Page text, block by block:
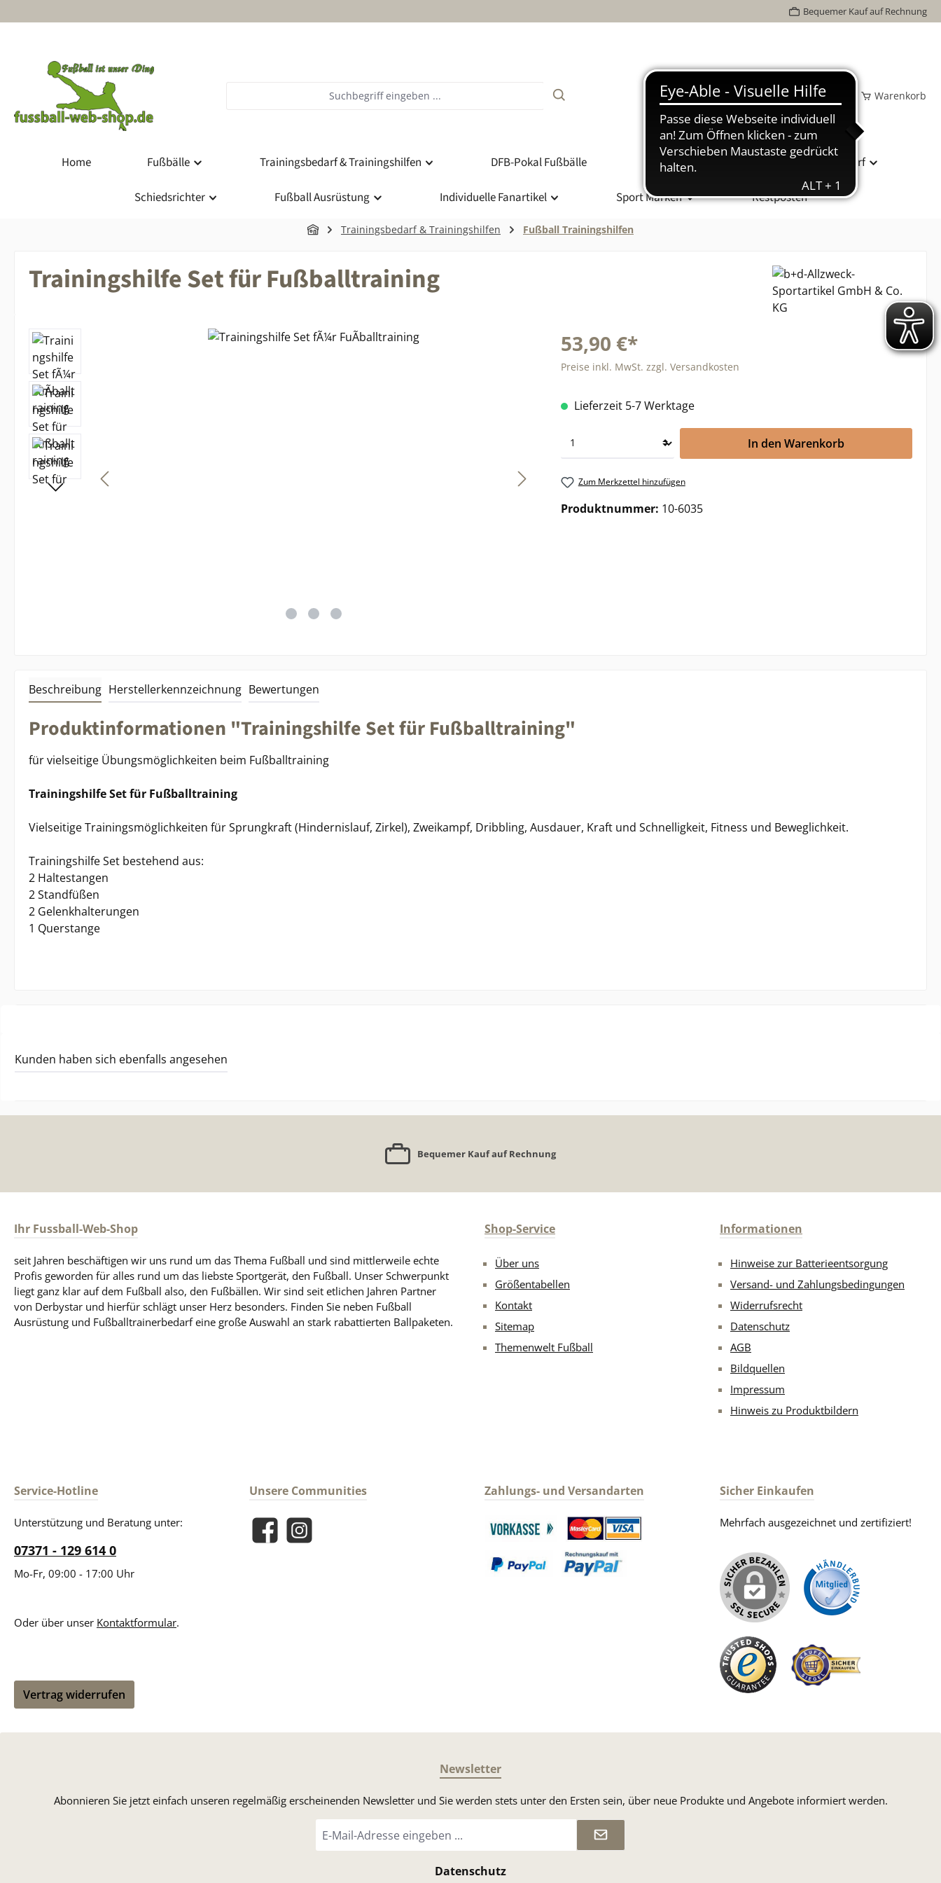
Bequemer Kauf auf Rechnung
Wunschzettel Mein Konto Warenkorb
Home Fußbälle Trainingsbedarf & Trainingshilfen DFB-Pokal Fußbälle Bundesliga Spielball Vereinsbedarf
Schiedsrichter Fußball Ausrüstung Individuelle Fanartikel Sport Marken Restposten
Trainingsbedarf & Trainingshilfen Fußball Trainingshilfen
Trainingshilfe Set für Fußballtraining
Bildergalerie überspringen 53,90 €*
Preise inkl. MwSt. zzgl. Versandkosten
Lieferzeit 5-7 Werktage
In den Warenkorb
Zum Merkzettel hinzufügen
Produktnummer: 10-6035
Beschreibung Herstellerkennzeichnung Bewertungen
Produktinformationen "Trainingshilfe Set für Fußballtraining"
für vielseitige Übungsmöglichkeiten beim Fußballtraining
Trainingshilfe Set für Fußballtraining
Vielseitige Trainingsmöglichkeiten für Sprungkraft (Hindernislauf, Zirkel), Zweikampf, Dribbling, Ausdauer, Kraft und Schnelligkeit, Fitness und Beweglichkeit.
Trainingshilfe Set bestehend aus:
2 Haltestangen
2 Standfüßen
2 Gelenkhalterungen
1 Querstange
Kunden haben sich ebenfalls angesehen
Bequemer Kauf auf Rechnung
Ihr Fussball-Web-Shop
seit Jahren beschäftigen wir uns rund um das Thema Fußball und sind mittlerweile echte
Profis geworden für alles rund um das liebste Sportgerät, den Fußball. Unser Schwerpunkt
liegt ganz klar auf dem Fußball also, den Fußbällen. Wir sind seit etlichen Jahren Partner
von Derbystar und hierfür schlägt unser Herz besonders. Finden Sie neben Fußball
Ausrüstung und Fußballtrainerbedarf eine große Auswahl an stark rabattierten Ballpaketen.
Shop-Service
Über uns
Größentabellen
Kontakt
Sitemap
Themenwelt Fußball
Informationen
Hinweise zur Batterieentsorgung
Versand- und Zahlungsbedingungen
Widerrufsrecht
Datenschutz
AGB
Bildquellen
Impressum
Hinweis zu Produktbildern
Service-Hotline
Unterstützung und Beratung unter:
07371 - 129 614 0
Mo-Fr, 09:00 - 17:00 Uhr
Oder über unser Kontaktformular.
Vertrag widerrufen
Unsere Communities
FacebookInstagram
Zahlungs- und Versandarten
Benutzerdefiniertes Bild 1Benutzerdefiniertes Bild 2
Sicher Einkaufen
Mehrfach ausgezeichnet und zertifiziert!
Newsletter
Abonnieren Sie jetzt einfach unseren regelmäßig erscheinenden Newsletter und Sie werden stets unter den Ersten sein, über neue Produkte und Angebote informiert werden.
Mail-
Adresse
Datenschutz